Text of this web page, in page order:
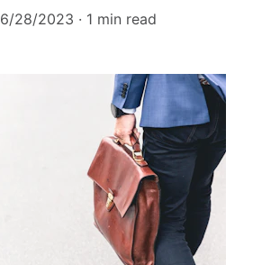
6/28/2023
1 min read